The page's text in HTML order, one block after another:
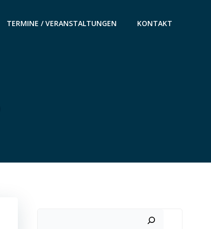
TERMINE / VERANSTALTUNGEN KONTAKT